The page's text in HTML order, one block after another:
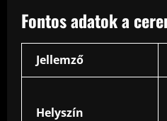
Fontos adatok a
Jellemző
Helyszín